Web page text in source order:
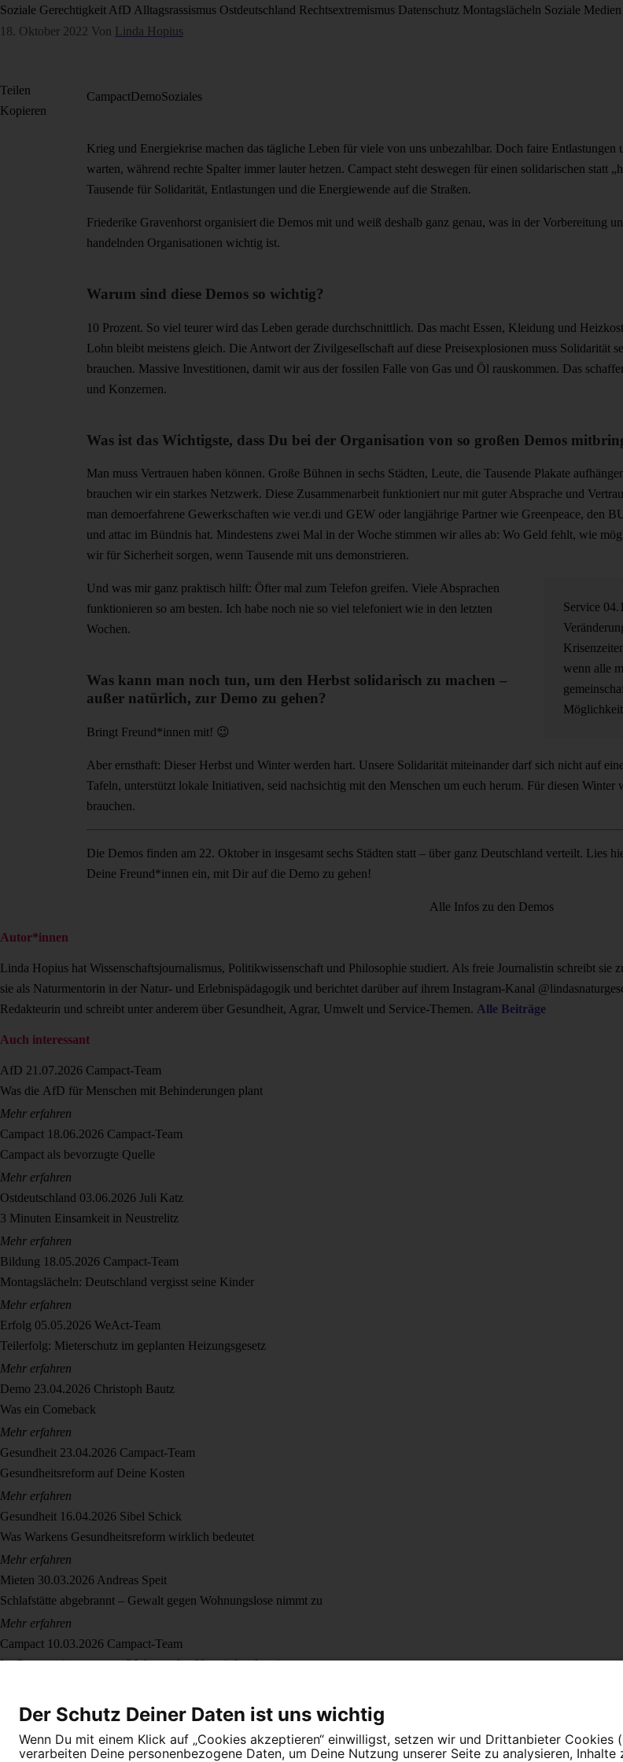
Soziale Gerechtigkeit AfD Alltagsrassismus Ostdeutschland Rechtsextremismus Datenschutz Montagslächeln Soziale Medien
18. Oktober 2022 Von Linda Hopius
CampactDemoSoziales
Krieg und Energiekrise machen das tägliche Leben für viele von uns unbezahlbar. Doch faire Entlastungen
warten, während rechte Spalter immer lauter hetzen. Campact steht deswegen für einen solidarischen statt
Tausende für Solidarität, Entlastungen und die Energiewende auf die Straßen.
Friederike Gravenhorst organisiert die Demos mit und weiß deshalb ganz genau, was in der Vorbereitung
handelnden Organisationen wichtig ist.
Warum sind diese Demos so wichtig?
10 Prozent. So viel teurer wird das Leben gerade durchschnittlich. Das macht Essen, Kleidung und
Lohn bleibt meistens gleich. Die Antwort der Zivilgesellschaft auf diese Preisexplosionen muss Solidarität
brauchen. Massive Investitionen, damit wir aus der fossilen Falle von Gas und Öl rauskommen. Das
und Konzernen.
Was ist das Wichtigste, dass Du bei der Organisation von so großen Demos
Man muss Vertrauen haben können. Große Bühnen in sechs Städten, Leute, die Tausende Plakate
brauchen wir ein starkes Netzwerk. Diese Zusammenarbeit funktioniert nur mit guter Absprache und
man demoerfahrene Gewerkschaften wie ver.di und GEW oder langjährige Partner wie Greenpeace, den
und attac im Bündnis hat. Mindestens zwei Mal in der Woche stimmen wir alles ab: Wo Geld fehlt, wie
wir für Sicherheit sorgen, wenn Tausende mit uns demonstrieren.
Service
wenn alle
Und was mir ganz praktisch hilft: Öfter mal zum Telefon greifen. Viele Absprachen
funktionieren so am besten. Ich habe noch nie so viel telefoniert wie in den letzten
Wochen.
Was kann man noch tun, um den Herbst solidarisch zu machen –
außer natürlich, zur Demo zu gehen?
Bringt Freund*innen mit! 😉
Aber ernsthaft: Dieser Herbst und Winter werden hart. Unsere Solidarität miteinander darf sich nicht auf
Tafeln, unterstützt lokale Initiativen, seid nachsichtig mit den Menschen um euch herum. Für diesen
brauchen.
Die Demos finden am 22. Oktober in insgesamt sechs Städten statt – über ganz Deutschland verteilt. Lies
Deine Freund*innen ein, mit Dir auf die Demo zu gehen!
Alle Infos zu den Demos
Teilen
Kopieren
Autor*innen
Linda Hopius hat Wissenschaftsjournalismus, Politikwissenschaft und Philosophie studiert. Als freie Journalistin schreibt sie
sie als Naturmentorin in der Natur- und Erlebnispädagogik und berichtet darüber auf ihrem Instagram-Kanal
Redakteurin und schreibt unter anderem über Gesundheit, Agrar, Umwelt und Service-Themen. Alle Beiträge
Auch interessant
AfD 21.07.2026 Campact-Team
Was die AfD für Menschen mit Behinderungen plant
Mehr erfahren
Campact 18.06.2026 Campact-Team
Campact als bevorzugte Quelle
Mehr erfahren
Ostdeutschland 03.06.2026 Juli Katz
3 Minuten Einsamkeit in Neustrelitz
Mehr erfahren
Bildung 18.05.2026 Campact-Team
Montagslächeln: Deutschland vergisst seine Kinder
Mehr erfahren
Erfolg 05.05.2026 WeAct-Team
Teilerfolg: Mieterschutz im geplanten Heizungsgesetz
Mehr erfahren
Demo 23.04.2026 Christoph Bautz
Was ein Comeback
Mehr erfahren
Gesundheit 23.04.2026 Campact-Team
Gesundheitsreform auf Deine Kosten
Mehr erfahren
Gesundheit 16.04.2026 Sibel Schick
Was Warkens Gesundheitsreform wirklich bedeutet
Mehr erfahren
Mieten 30.03.2026 Andreas Speit
Schlafstätte abgebrannt – Gewalt gegen Wohnungslose nimmt zu
Mehr erfahren
Campact 10.03.2026 Campact-Team
Ist Campact intransparent? Was an den Vorwürfen dran ist
Der Schutz Deiner Daten ist uns wichtig
Wenn Du mit einem Klick auf „Cookies akzeptieren“ einwilligst, setzen wir und Drittanbieter Cookies
verarbeiten Deine personenbezogene Daten, um Deine Nutzung unserer Seite zu analysieren, Inhalte